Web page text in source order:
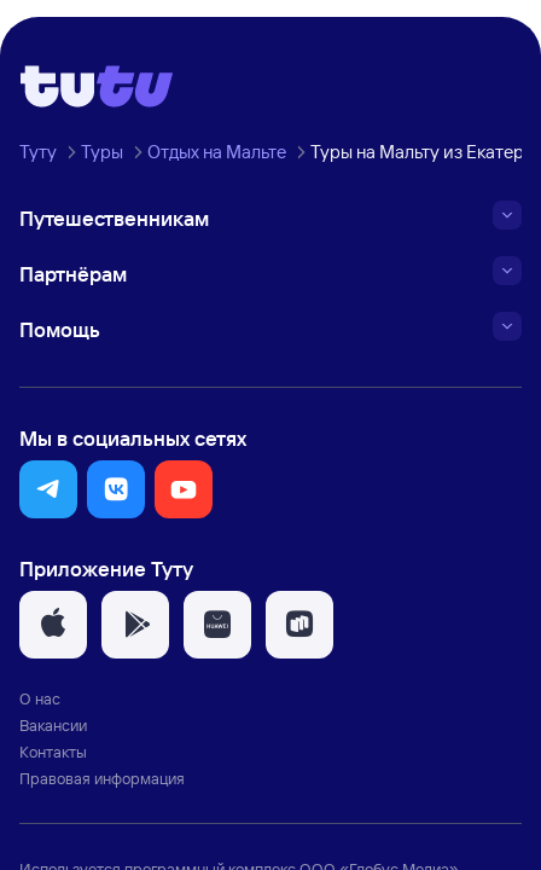
Туту Туры Отдых на Мальте Туры на Мальту из
Путешественникам
Партнёрам
Помощь
Мы в социальных сетях
Приложение Туту
О нас
Вакансии
Контакты
Правовая информация